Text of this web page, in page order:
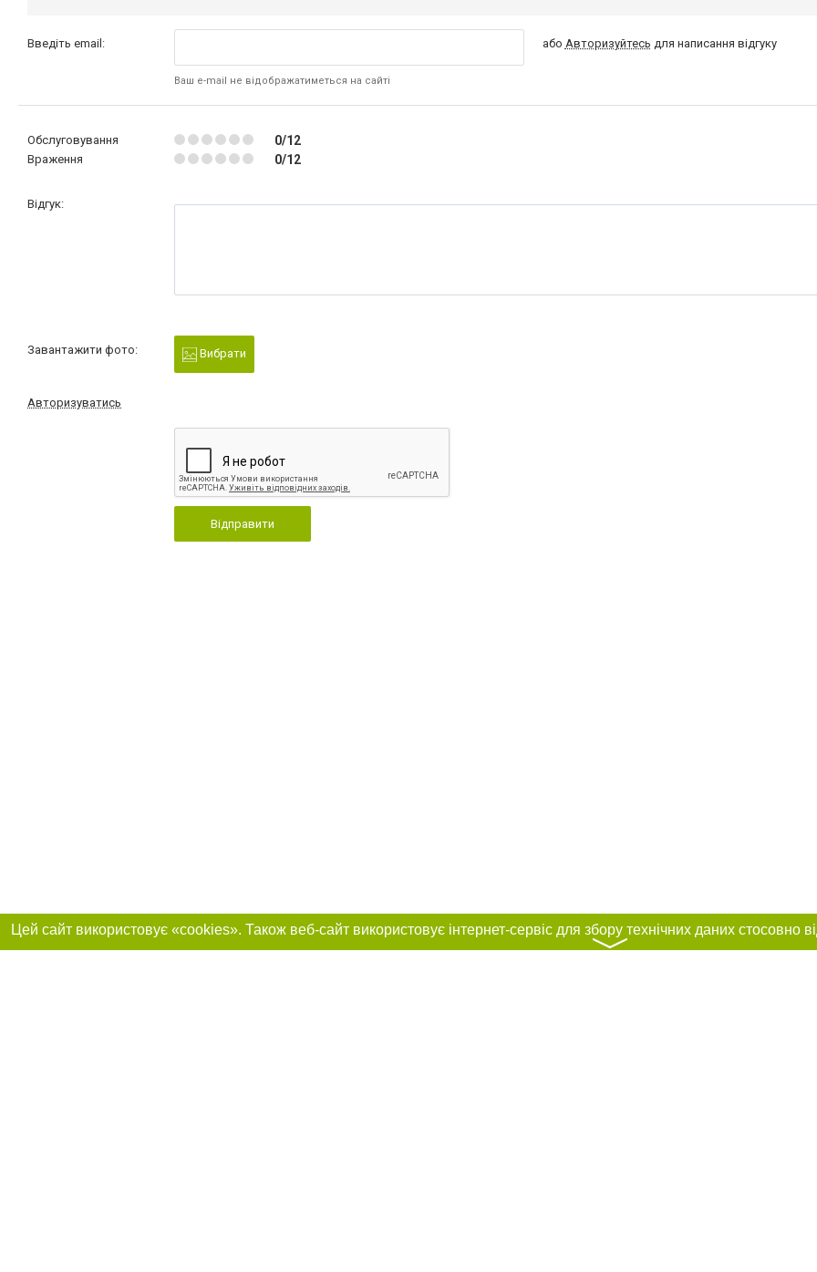
Введіть email:
Ваш e-mail не відображатиметься на сайті
або Авторизуйтесь для написання відгуку
Обслуговування 0/12
Враження 0/12
Відгук:
Завантажити фото: Вибрати
Авторизуватись
Відправити
〉